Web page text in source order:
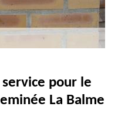
service pour le
La Balme